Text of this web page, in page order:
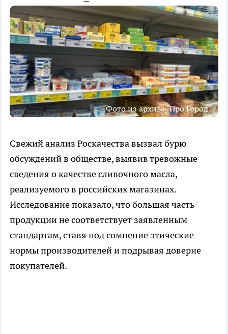
Фото из архива "Про Город"
Свежий анализ Роскачества вызвал бурю
обсуждений в обществе, выявив тревожные
сведения о качестве сливочного масла,
реализуемого в российских магазинах.
Исследование показало, что большая часть
продукции не соответствует заявленным
стандартам, ставя под сомнение этические
нормы производителей и подрывая доверие
покупателей.